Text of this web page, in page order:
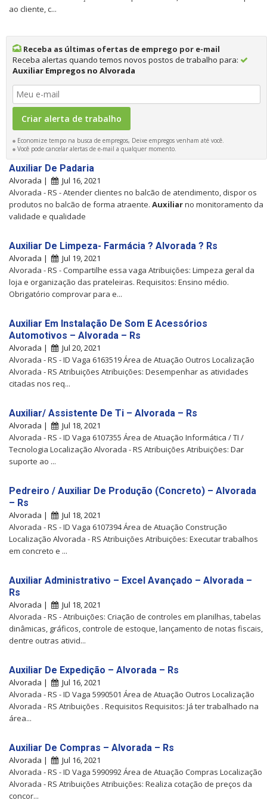
ao cliente, c...
Receba as últimas ofertas de emprego por e-mail
Receba alertas quando temos novos postos de trabalho para:
Auxiliar Empregos no Alvorada
Economize tempo na busca de empregos, Deixe empregos venham até você.
Você pode cancelar alertas de e-mail a qualquer momento.
Auxiliar De Padaria
Alvorada |
Jul 16, 2021
Alvorada - RS - Atender clientes no balcão de atendimento, dispor os
produtos no balcão de forma atraente. Auxiliarno monitoramento da
validade e qualidade
Auxiliar De Limpeza- Farmácia ? Alvorada ? Rs
Alvorada |
Jul 19, 2021
Alvorada - RS - Compartilhe essa vaga Atribuições: Limpeza geral da
loja e organização das prateleiras. Requisitos: Ensino médio.
Obrigatório comprovar para e...
Auxiliar Em Instalação De Som E Acessórios
Automotivos – Alvorada – Rs
Alvorada |
Jul 20, 2021
Alvorada - RS - ID Vaga 6163519 Área de Atuação Outros Localização
Alvorada - RS Atribuições Atribuições: Desempenhar as atividades
citadas nos req...
Auxiliar/ Assistente De Ti – Alvorada – Rs
Alvorada |
Jul 18, 2021
Alvorada - RS - ID Vaga 6107355 Área de Atuação Informática / TI /
Tecnologia Localização Alvorada - RS Atribuições Atribuições: Dar
suporte ao ...
Pedreiro / Auxiliar De Produção (Concreto) – Alvorada
– Rs
Alvorada |
Jul 18, 2021
Alvorada - RS - ID Vaga 6107394 Área de Atuação Construção
Localização Alvorada - RS Atribuições Atribuições: Executar trabalhos
em concreto e ...
Auxiliar Administrativo – Excel Avançado – Alvorada –
Rs
Alvorada |
Jul 18, 2021
Alvorada - RS - Atribuições: Criação de controles em planilhas, tabelas
dinâmicas, gráficos, controle de estoque, lançamento de notas fiscais,
dentre outras ativid...
Auxiliar De Expedição – Alvorada – Rs
Alvorada |
Jul 16, 2021
Alvorada - RS - ID Vaga 5990501 Área de Atuação Outros Localização
Alvorada - RS Atribuições . Requisitos Requisitos: Já ter trabalhado na
área...
Auxiliar De Compras – Alvorada – Rs
Alvorada |
Jul 16, 2021
Alvorada - RS - ID Vaga 5990992 Área de Atuação Compras Localização
Alvorada - RS Atribuições Atribuições: Realiza cotação de preços da
concor...